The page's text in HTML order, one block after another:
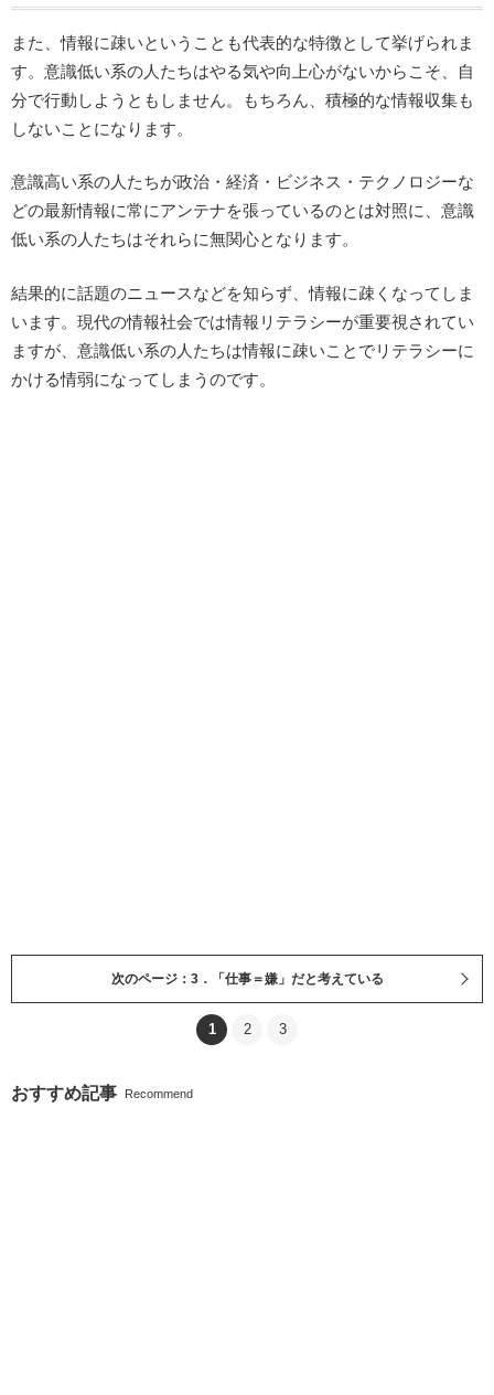
また、情報に疎いということも代表的な特徴として挙げられま
す。意識低い系の人たちはやる気や向上心がないからこそ、自
分で行動しようともしません。もちろん、積極的な情報収集も
しないことになります。
意識高い系の人たちが政治・経済・ビジネス・テクノロジーな
どの最新情報に常にアンテナを張っているのとは対照に、意識
低い系の人たちはそれらに無関心となります。
結果的に話題のニュースなどを知らず、情報に疎くなってしま
います。現代の情報社会では情報リテラシーが重要視されてい
ますが、意識低い系の人たちは情報に疎いことでリテラシーに
かける情弱になってしまうのです。
次のページ：3．「仕事＝嫌」だと考えている
1 2 3
おすすめ記事 Recommend